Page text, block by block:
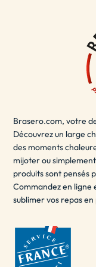
Le brasero
utiliser, vous
de votre espace
souhaitiez passer
moments
brasero terrasse
touche de chaleur
- LE BRASERO
JARDIN
Un brasero
soirées d'été en
créer une
sont disponibles
matériaux, y
Brasero.com, votre
Découvrez un large
des moments
mijoter ou
produits sont pensés
Commandez en ligne
sublimer vos repas en